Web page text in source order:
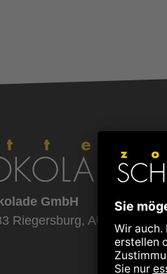
GmbH
Riegersburg, AUSTRIA